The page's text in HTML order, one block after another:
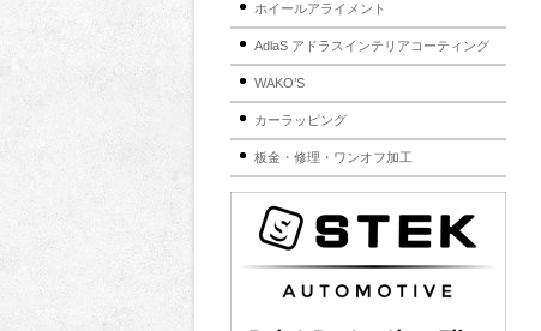
ホイールアライメント
AdlaS アドラスインテリアコーティング
WAKO’S
カーラッピング
板金・修理・ワンオフ加工